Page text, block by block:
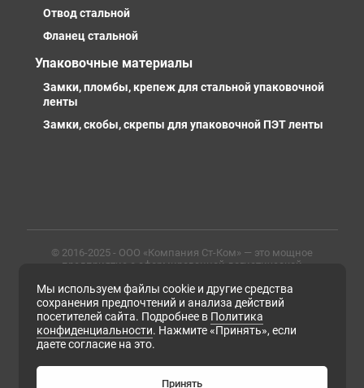
Отвод стальной
Фланец стальной
Упаковочные материалы
Замки, пломбы, крепеж для стальной упаковочной
ленты
Замки, скобы, скрепы для упаковочной ПЭТ ленты
© 2016-2025 - ООО «Компания Ст-Ком» — это мощное
предприятие с сформированной логистической
профессиональными сотрудниками. Предлагаем
металлопрокат любых марок, типов и размеров с
доставкой в России и СНГ
ИНН 6679102638, ОГРН 1169658133171
Согласие на обработку персональных данных
Согласие на получение рассылки рекламно-
Мы используем файлы cookie и другие средства
сохранения предпочтений и анализа действий
посетителей сайта. Подробнее в Политика
конфиденциальности. Нажмите «Принять», если
даете согласие на это.
Принять